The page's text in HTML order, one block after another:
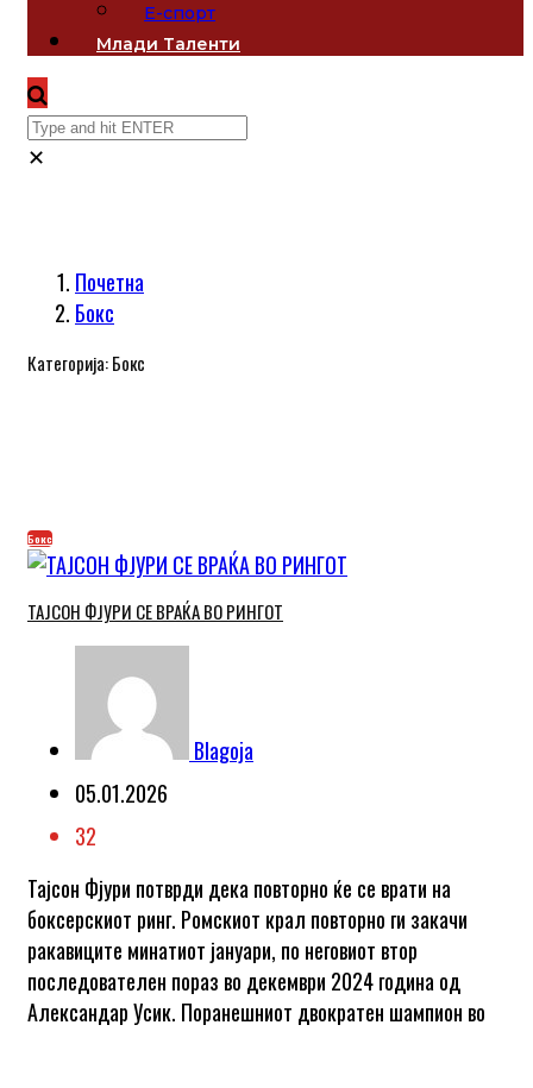
Е-спорт
Млади Таленти
✕
Почетна
Бокс
Категорија:Бокс
Бокс
ТАЈСОН ФЈУРИ СЕ ВРАЌА ВО РИНГОТ
Blagoja
05.01.2026
32
Тајсон Фјури потврди дека повторно ќе се врати на
боксерскиот ринг. Ромскиот крал повторно ги закачи
ракавиците минатиот јануари, по неговиот втор
последователен пораз во декември 2024 година од
Александар Усик. Поранешниот двократен шампион во